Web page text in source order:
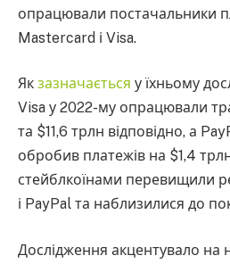
опрацювали постачальники
Mastercard і Visa.
Як зазначається у їхньому
Visa у 2022-му опрацювали
та $11,6 трлн відповідно, а
обробив платежів на $1,4
стейблкоїнами перевищили
і PayPal та наблизилися до
Дослідження акцентувало на